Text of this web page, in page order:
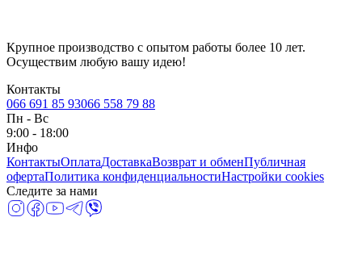
Крупное производство с опытом работы более 10 лет.
Осуществим любую вашу идею!
Контакты
066 691 85 93066 558 79 88
Пн - Вс
9:00 - 18:00
Инфо
КонтактыОплатаДоставкаВозврат и обменПубличная
офертаПолитика конфиденциальностиНастройки cookies
Следите за нами